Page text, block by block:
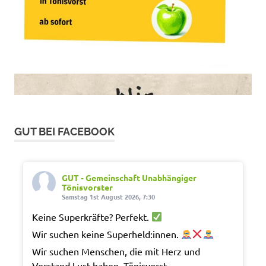
GUT BEI FACEBOOK
GUT - Gemeinschaft Unabhängiger
Tönisvorster
Samstag 1st August 2026, 7:30
Keine Superkräfte? Perfekt.
Wir suchen keine Superheld:innen.
Wir suchen Menschen, die mit Herz und